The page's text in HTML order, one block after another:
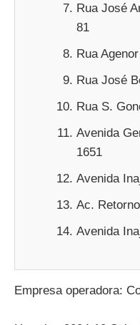
Rua José
81
Rua
Rua José
Rua S.
Avenida
1651
Avenida
Ac.
Avenida
Empresa operadora: